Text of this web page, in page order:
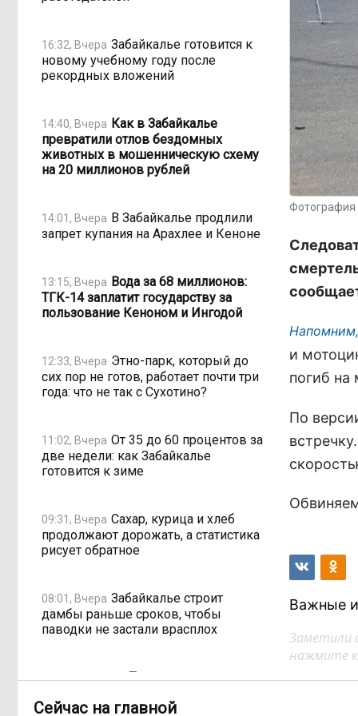
16:32, Вчера Забайкалье готовится к
новому учебному году после
рекордных вложений
14:40, Вчера Как в Забайкалье
превратили отлов бездомных
животных в мошенническую схему
на 20 миллионов рублей
14:01, Вчера В Забайкалье продлили
запрет купания на Арахлее и Кеноне
13:15, Вчера Вода за 68 миллионов:
ТГК-14 заплатит государству за
пользование Кеноном и Ингодой
12:33, Вчера Этно-парк, который до
сих пор не готов, работает почти три
года: что не так с Сухотино?
11:02, Вчера От 35 до 60 процентов за
две недели: как Забайкалье
готовится к зиме
09:31, Вчера Сахар, курица и хлеб
продолжают дорожать, а статистика
рисует обратное
08:01, Вчера Забайкалье строит
дамбы раньше сроков, чтобы
паводки не застали врасплох
18:01, 6 августа Погодные качели в
ближайшие выходные
Фотография
и
погиб на
По
Важные
Заметили
нажмите
Сейчас на главной